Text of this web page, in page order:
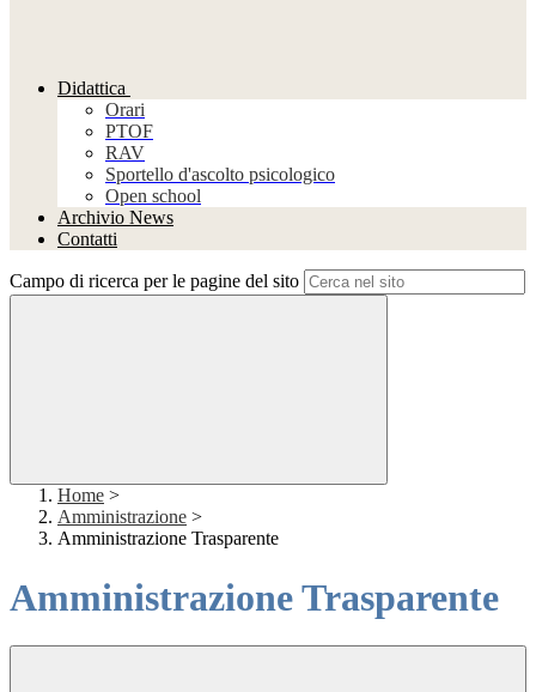
Didattica
Orari
PTOF
RAV
Sportello d'ascolto psicologico
Open school
Archivio News
Contatti
Campo di ricerca per le pagine del sito
Home >
Amministrazione >
Amministrazione Trasparente
Amministrazione Trasparente